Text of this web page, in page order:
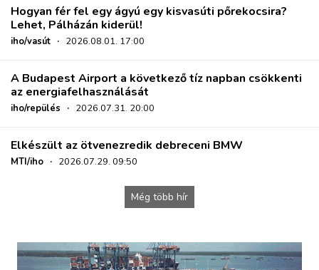
Hogyan fér fel egy ágyú egy kisvasúti pőrekocsira?
Lehet, Pálházán kiderül!
iho/vasút · 2026.08.01. 17:00
A Budapest Airport a következő tíz napban csökkenti
az energiafelhasználását
iho/repülés · 2026.07.31. 20:00
Elkészült az ötvenezredik debreceni BMW
MTI/iho · 2026.07.29. 09:50
Még több hír